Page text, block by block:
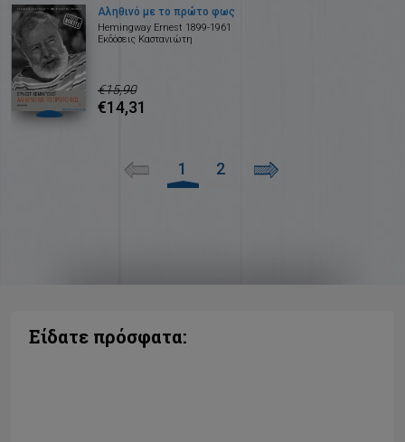
Αληθινό με το πρώτο φως
Hemingway Ernest 1899-1961
Εκδόσεις Καστανιώτη
€15,90
€14,31
1 2
Είδατε πρόσφατα: